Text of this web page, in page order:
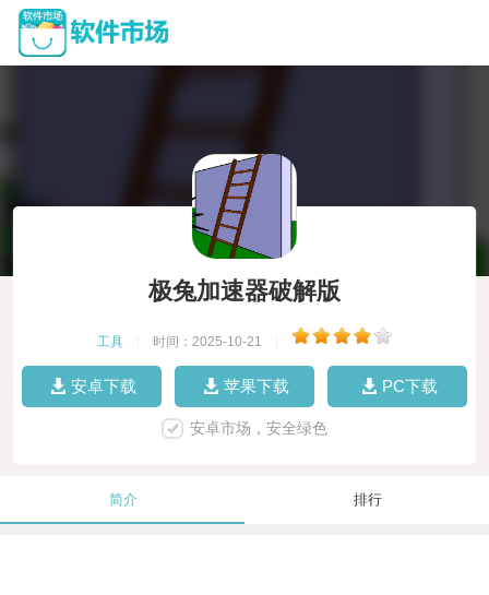
极兔加速器破解版
工具 时间：2025-10-21
安卓下载 苹果下载 PC下载
安卓市场，安全绿色
简介 排行